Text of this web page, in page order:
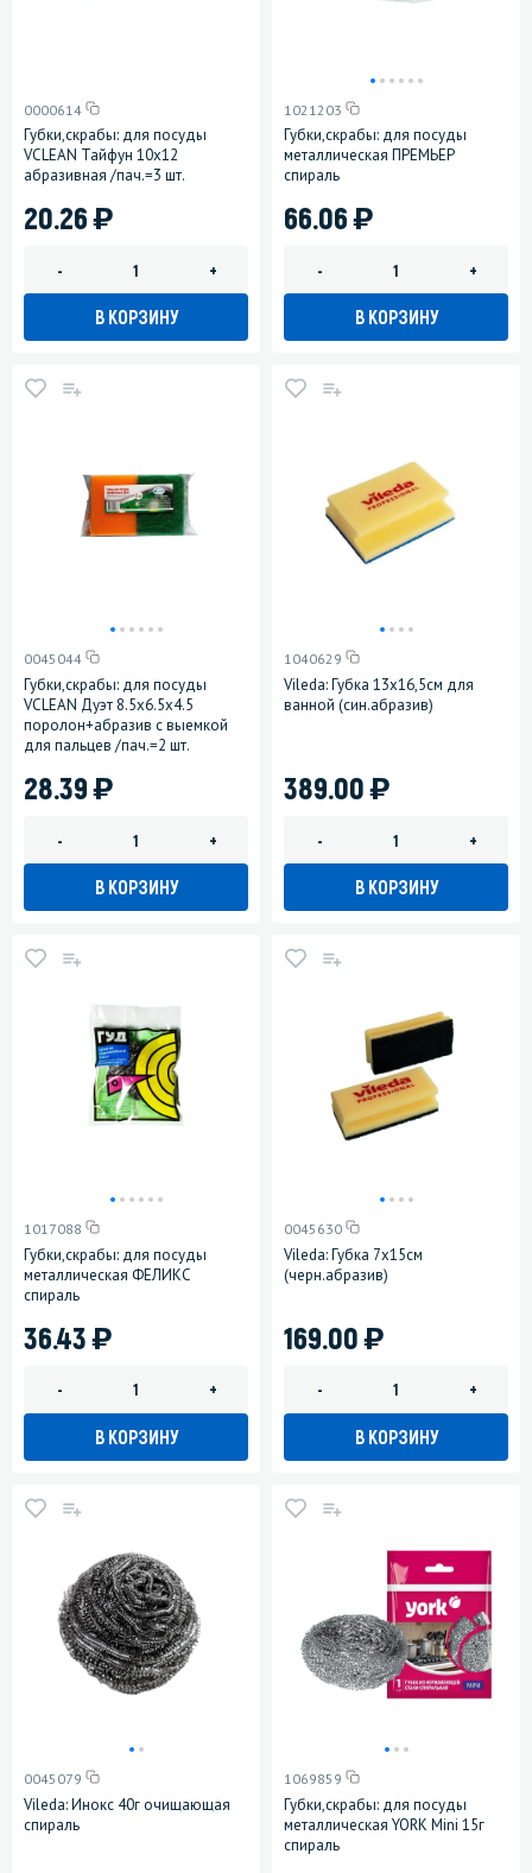
0000614
Губки,скрабы: для посуды
VCLEAN Тайфун 10х12
абразивная /пач.=3 шт.
20.26)
- +
В КОРЗИНУ
1021203
Губки,скрабы: для посуды
металлическая ПРЕМЬЕР
спираль
66.06)
- +
В КОРЗИНУ
0045044
Губки,скрабы: для посуды
VCLEAN Дуэт 8.5х6.5х4.5
поролон+абразив с выемкой
для пальцев /пач.=2 шт.
28.39)
- +
В КОРЗИНУ
1040629
Vileda: Губка 13х16,5см для
ванной (син.абразив)
389.00)
- +
В КОРЗИНУ
1017088
Губки,скрабы: для посуды
металлическая ФЕЛИКС
спираль
36.43)
- +
В КОРЗИНУ
0045630
Vileda: Губка 7х15см
(черн.абразив)
169.00)
- +
В КОРЗИНУ
0045079
Vileda: Инокс 40г очищающая
спираль
1069859
Губки,скрабы: для посуды
металлическая YORK Mini 15г
спираль